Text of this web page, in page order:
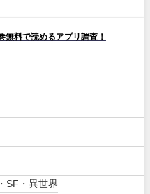
無料で読めるアプリ調査！
SF・異世界